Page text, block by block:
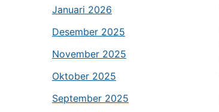
Januari 2026
Desember 2025
November 2025
Oktober 2025
September 2025